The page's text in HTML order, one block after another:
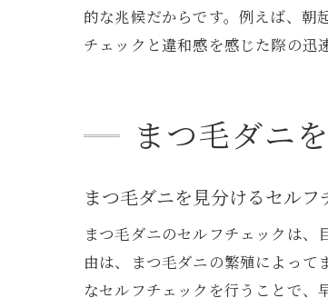
的な兆候だからです。例えば、朝
チェックと違和感を感じた際の迅
まつ毛ダニ
まつ毛ダニを見分けるセルフ
まつ毛ダニのセルフチェックは
由は、まつ毛ダニの繁殖によっ
なセルフチェックを行うことで、